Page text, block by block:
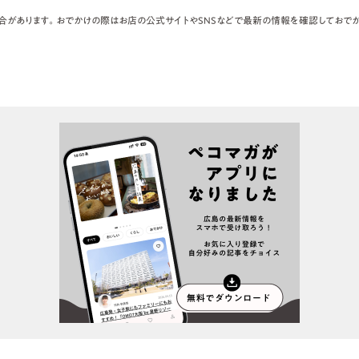
あります。おでかけの際はお店の公式サイトやSNSなどで最新の情報を確認しておでか